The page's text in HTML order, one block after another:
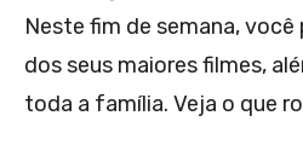
Neste fim de semana,
dos seus maiores filmes,
toda a família. Veja o que